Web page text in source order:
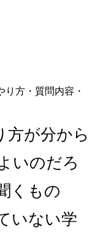
方が分から
いのだろ
くもの
いない学